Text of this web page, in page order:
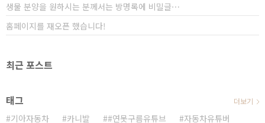
생물 분양을 원하시는 분께서는 방명록에 비밀글⋯
홈페이지를 재오픈 했습니다!
최근 포스트
태그
기아자동차 카니발 #연못구름유튜브
자동차유튜버
더보기